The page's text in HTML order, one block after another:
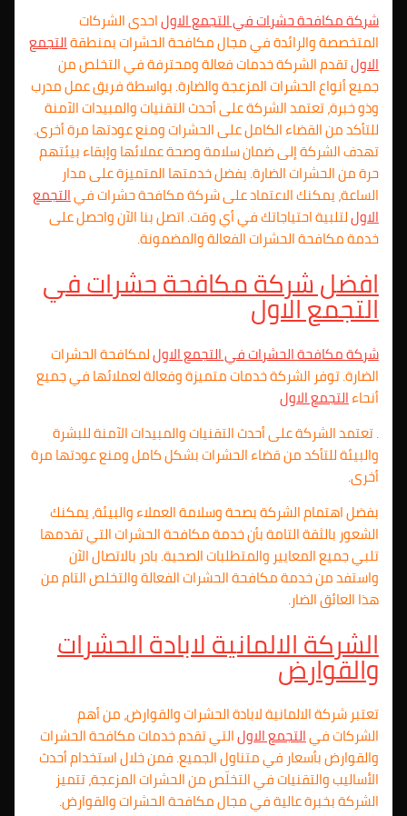
شركة مكافحة حشرات فيالتجمع الاولاحدى الشركات
المتخصصة والرائدة في مجال مكافحة الحشرات بمنطقةالتجمع
الاولتقدم الشركة خدمات فعالة ومحترفة في التخلص من
جميع أنواع الحشرات المزعجة والضارة. بواسطة فريق عمل مدرب
وذو خبرة، تعتمد الشركة على أحدث التقنيات والمبيدات الآمنة
للتأكد من القضاء الكامل على الحشرات ومنع عودتها مرة أخرى.
تهدف الشركة إلى ضمان سلامة وصحة عملائها وإبقاء بيئتهم
حرة من الحشرات الضارة. بفضل خدمتها المتميزة على مدار
الساعة، يمكنك الاعتماد على شركة مكافحة حشرات فيالتجمع
الاوللتلبية احتياجاتك في أي وقت. اتصل بنا الآن واحصل على
خدمة مكافحة الحشرات الفعالة والمضمونة.
افضل شركة مكافحة حشرات في
التجمع الاول
شركة مكافحة الحشرات فيالتجمع الاوللمكافحة الحشرات
الضارة. توفر الشركة خدمات متميزة وفعالة لعملائها في جميع
أنحاءالتجمع الاول
. تعتمد الشركة على أحدث التقنيات والمبيدات الآمنة للبشرة
والبيئة للتأكد من قضاء الحشرات بشكل كامل ومنع عودتها مرة
أخرى.
بفضل اهتمام الشركة بصحة وسلامة العملاء والبيئة، يمكنك
الشعور بالثقة التامة بأن خدمة مكافحة الحشرات التي تقدمها
تلبي جميع المعايير والمتطلبات الصحية. بادر بالاتصال الآن
واستفد من خدمة مكافحة الحشرات الفعالة والتخلص التام من
هذا العائق الضار.
الشركة الالمانية لابادة الحشرات
والقوارض
تعتبر شركة الالمانية لابادة الحشرات والقوارض، من أهم
الشركات فيالتجمع الاولالتي تقدم خدمات مكافحة الحشرات
والقوارض بأسعار في متناول الجميع. فمن خلال استخدام أحدث
الأساليب والتقنيات في التخلّص من الحشرات المزعجة، تتميز
الشركة بخبرة عالية في مجال مكافحة الحشرات والقوارض.